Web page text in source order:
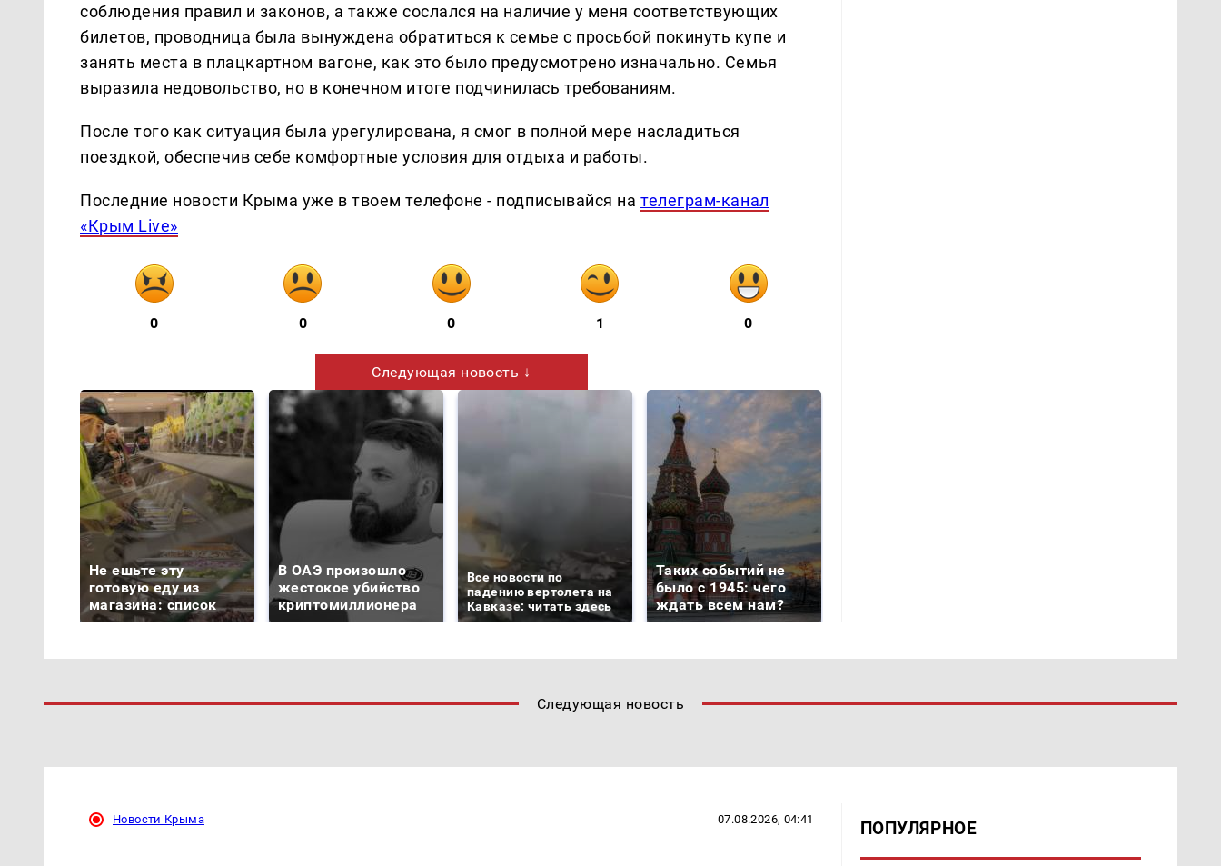
соблюдения правил и законов, а также сослался на наличие у меня соответствующих
билетов, проводница была вынуждена обратиться к семье с просьбой покинуть купе и
занять места в плацкартном вагоне, как это было предусмотрено изначально. Семья
выразила недовольство, но в конечном итоге подчинилась требованиям.
После того как ситуация была урегулирована, я смог в полной мере насладиться
поездкой, обеспечив себе комфортные условия для отдыха и работы.
Последние новости Крыма уже в твоем телефоне - подписывайся нателеграм-канал
«Крым Live»
0 0 0 1 0
Следующая новость ↓
Не ешьте эту
готовую еду из
магазина: список
В ОАЭ произошло
жестокое убийство
криптомиллионера
Все новости по
падению вертолета на
Кавказе: читать здесь
Таких событий не
было с 1945: чего
ждать всем нам?
Следующая новость
Новости Крыма 07.08.2026, 04:41 ПОПУЛЯРНОЕ